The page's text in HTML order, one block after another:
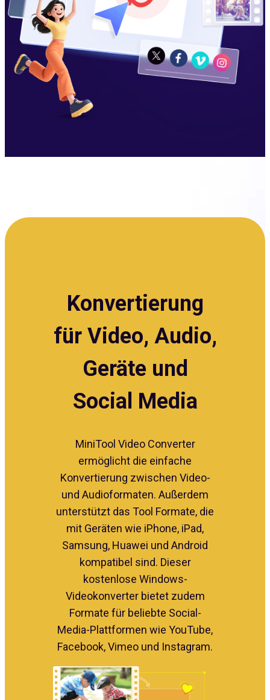
Konvertierung
für Video, Audio,
Geräte und
Social Media
MiniTool Video Converter
ermöglicht die einfache
Konvertierung zwischen Video-
und Audioformaten. Außerdem
unterstützt das Tool Formate, die
mit Geräten wie iPhone, iPad,
Samsung, Huawei und Android
kompatibel sind. Dieser
kostenlose Windows-
Videokonverter bietet zudem
Formate für beliebte Social-
Media-Plattformen wie YouTube,
Facebook, Vimeo und Instagram.